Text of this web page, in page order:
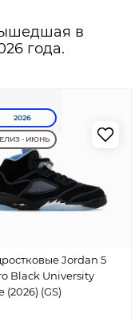
в
года.
2026
- ИЮНЬ
Jordan 5
Black University
(2026) (GS)